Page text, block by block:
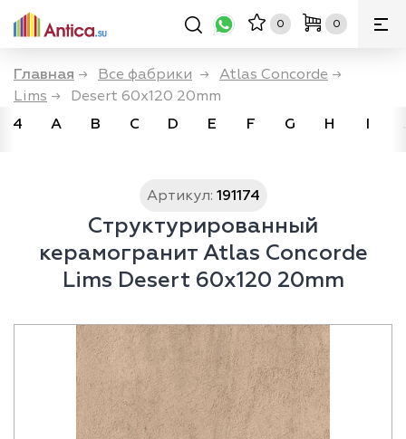
0 0
Главная → Все фабрики → Atlas Concorde →
Lims →
Desert 60x120 20mm
4
A B C D E F G H I
Артикул: 191174
Структурированный
керамогранит Atlas Concorde
Lims Desert 60x120 20mm